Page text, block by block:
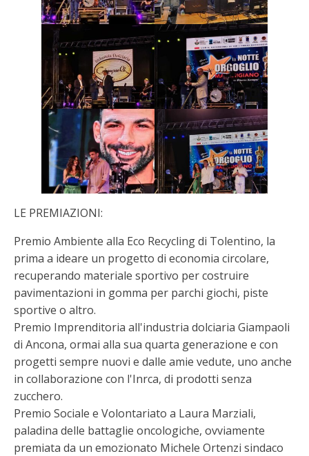
LE PREMIAZIONI:
Premio Ambiente alla Eco Recycling di Tolentino, la
prima a ideare un progetto di economia circolare,
recuperando materiale sportivo per costruire
pavimentazioni in gomma per parchi giochi, piste
sportive o altro.
Premio Imprenditoria all'industria dolciaria Giampaoli
di Ancona, ormai alla sua quarta generazione e con
progetti sempre nuovi e dalle amie vedute, uno anche
in collaborazione con l'Inrca, di prodotti senza
zucchero.
Premio Sociale e Volontariato a Laura Marziali,
paladina delle battaglie oncologiche, ovviamente
premiata da un emozionato Michele Ortenzi sindaco